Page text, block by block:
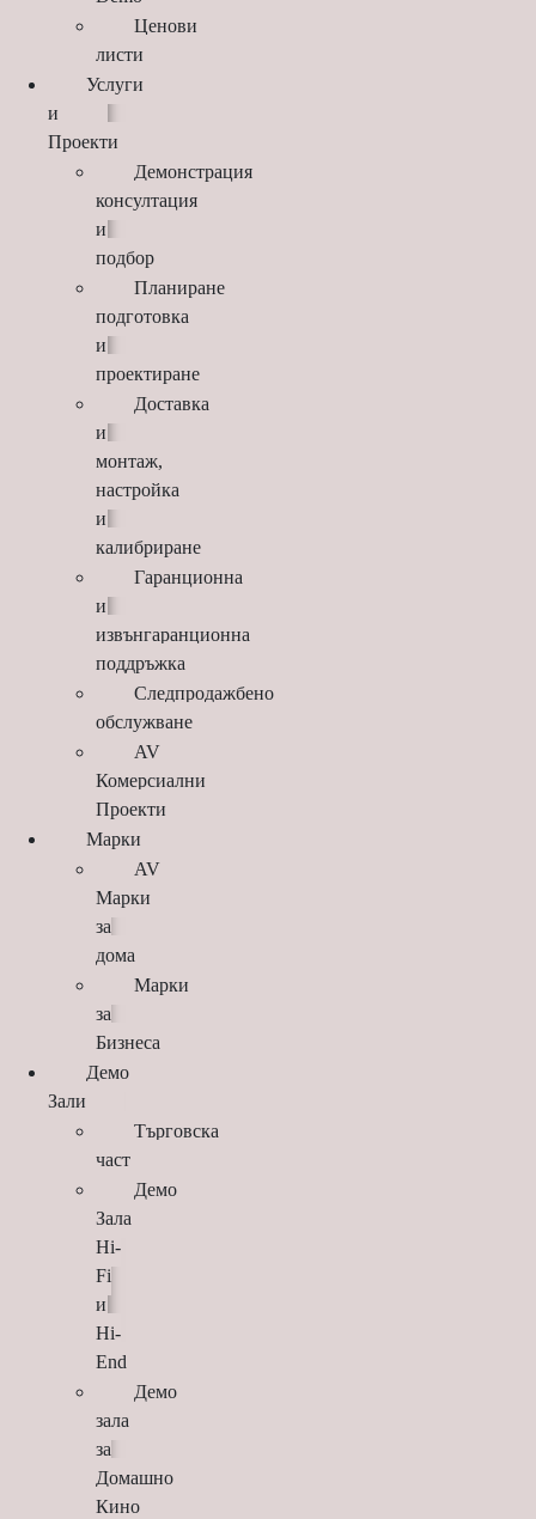
Ценови
листи
Услуги
и
Проекти
Демонстрация
консултация
и
подбор
Планиране
подготовка
и
проектиране
Доставка
и
монтаж,
настройка
и
калибриране
Гаранционна
и
извънгаранционна
поддръжка
Следпродажбено
обслужване
AV
Комерсиални
Проекти
Марки
AV
Марки
за
дома
Марки
за
Бизнеса
Демо
Зали
Търговска
част
Демо
Зала
Hi-
Fi
и
Hi-
End
Демо
зала
за
Домашно
Кино